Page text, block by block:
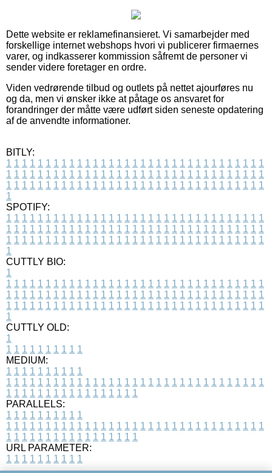
Dette website er reklamefinansieret. Vi samarbejder med
forskellige internet webshops hvori vi publicerer firmaernes
varer, og indkasserer kommission såfremt de personer vi
sender videre foretager en ordre.
Viden vedrørende tilbud og outlets på nettet ajourføres nu
og da, men vi ønsker ikke at påtage os ansvaret for
forandringer der måtte være udført siden seneste opdatering
af de anvendte informationer.
BITLY:
1 1 1 1 1 1 1 1 1 1 1 1 1 1 1 1 1 1 1 1 1 1 1 1 1 1 1 1 1 1 1 1 1
1 1 1 1 1 1 1 1 1 1 1 1 1 1 1 1 1 1 1 1 1 1 1 1 1 1 1 1 1 1 1 1 1
1 1 1 1 1 1 1 1 1 1 1 1 1 1 1 1 1 1 1 1 1 1 1 1 1 1 1 1 1 1 1 1 1
1
SPOTIFY:
1 1 1 1 1 1 1 1 1 1 1 1 1 1 1 1 1 1 1 1 1 1 1 1 1 1 1 1 1 1 1 1 1
1 1 1 1 1 1 1 1 1 1 1 1 1 1 1 1 1 1 1 1 1 1 1 1 1 1 1 1 1 1 1 1 1
1 1 1 1 1 1 1 1 1 1 1 1 1 1 1 1 1 1 1 1 1 1 1 1 1 1 1 1 1 1 1 1 1
1
CUTTLY BIO:
1
1 1 1 1 1 1 1 1 1 1 1 1 1 1 1 1 1 1 1 1 1 1 1 1 1 1 1 1 1 1 1 1 1
1 1 1 1 1 1 1 1 1 1 1 1 1 1 1 1 1 1 1 1 1 1 1 1 1 1 1 1 1 1 1 1 1
1 1 1 1 1 1 1 1 1 1 1 1 1 1 1 1 1 1 1 1 1 1 1 1 1 1 1 1 1 1 1 1 1
1
CUTTLY OLD:
1
1 1 1 1 1 1 1 1 1 1
MEDIUM:
1 1 1 1 1 1 1 1 1 1
1 1 1 1 1 1 1 1 1 1 1 1 1 1 1 1 1 1 1 1 1 1 1 1 1 1 1 1 1 1 1 1 1
1 1 1 1 1 1 1 1 1 1 1 1 1 1 1 1 1
PARALLELS:
1 1 1 1 1 1 1 1 1 1
1 1 1 1 1 1 1 1 1 1 1 1 1 1 1 1 1 1 1 1 1 1 1 1 1 1 1 1 1 1 1 1 1
1 1 1 1 1 1 1 1 1 1 1 1 1 1 1 1 1
URL PARAMETER:
1 1 1 1 1 1 1 1 1 1